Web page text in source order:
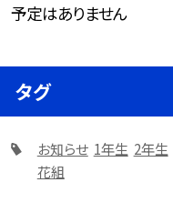
予定はありません
タグ
お知らせ 1年生 2年生
花組